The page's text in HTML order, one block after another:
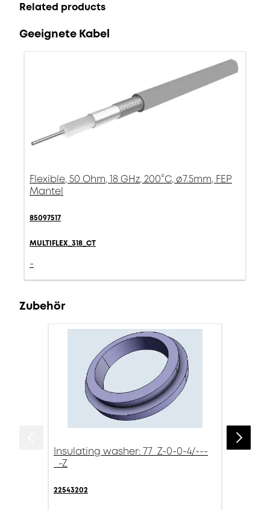
Related products
Geeignete Kabel
Flexible, 50 Ohm, 18 GHz, 200°C, ø7.5mm, FEP
Mantel
85097517
MULTIFLEX_318_CT
-
Zubehör
Insulating washer: 77_Z-0-0-4/---
_-Z
22543202